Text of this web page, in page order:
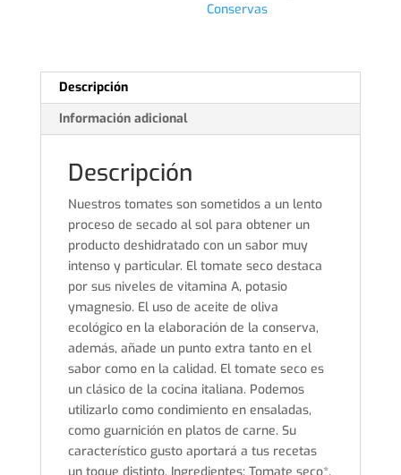
Conservas
Descripción
Información adicional
Descripción
Nuestros tomates son sometidos a un lento
proceso de secado al sol para obtener un
producto deshidratado con un sabor muy
intenso y particular. El tomate seco destaca
por sus niveles de vitamina A, potasio
ymagnesio. El uso de aceite de oliva
ecológico en la elaboración de la conserva,
además, añade un punto extra tanto en el
sabor como en la calidad. El tomate seco es
un clásico de la cocina italiana. Podemos
utilizarlo como condimiento en ensaladas,
como guarnición en platos de carne. Su
característico gusto aportará a tus recetas